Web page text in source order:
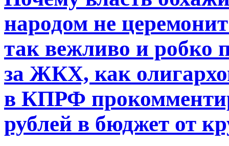
народом не
так вежливо и робко
за ЖКХ, как
в КПРФ
рублей в бюджет от